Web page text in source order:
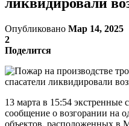
Опубликовано Мар 14, 2025
2
Поделится
13 марта в 15:54
сообщение о возгорании на
объектов, расположенных в